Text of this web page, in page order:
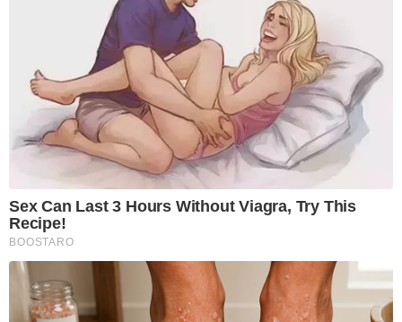
Sex Can Last 3 Hours Without Viagra, Try This
Recipe!
BOOSTARO